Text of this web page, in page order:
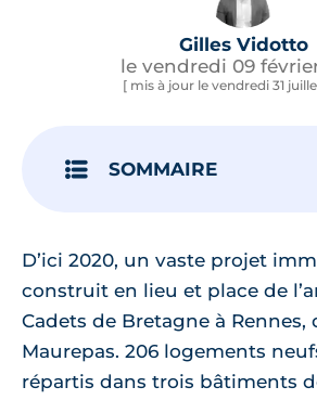
Gilles Vidotto
le vendredi 09
[ mis à jour le vendredi 31
SOMMAIRE
D’ici 2020, un vaste projet
construit en lieu et place de
Cadets de Bretagne à
Maurepas. 206 logements
répartis dans trois bâtiments